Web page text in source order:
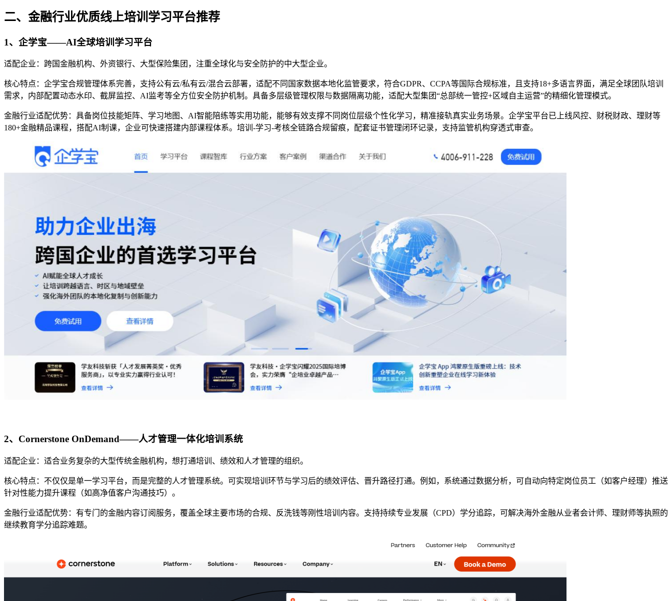
二、金融行业优质线上培训学习平台推荐
1、 企学宝——AI全球培训学习平台
适配企业： 跨国金融机构、外资银行、大型保险集团，注重全球化与安全防护的中大型企业。
核心特点：企学宝合规管理体系完善，支持公有云/私有云/混合云部署，适配不同国家数据本地化监管要求，符合GDPR、CCPA等国际合规标准， 且支持18+多语言界面，满足全球团队培训
需求，内部配置动态水印、 截屏监控、 AI监考等全方位安全防护机制 。 具备多层级管理权限与数据隔离功能，适配大型集团“总部统一管控+区域自主运营”的精细化管理模式。
金融行业适配优势： 具备岗位技能矩阵、学习地图、 AI智能陪练等实用功能，能够有效支撑不同岗位层级个性化学习，精准接轨真实业务场景。企学宝平台已上线风控、财税财政、理财等
180+金融精品课程， 搭配AI制课，企业可快速搭建内部课程体系。 培训 -学习-考核全链路合规留痕，配套证书管理闭环记录， 支持监管机构穿透式审查。
2、Cornerstone OnDemand——人才管理一体化培训系统
适配企业：适合业务复杂的大型传统金融机构，想打通培训、绩效和人才管理的组织。
核心特点： 不仅仅是单一学习平台，而是完整的人才管理系统。 可实现培训 环节与学习后的绩效评估、晋升路径打通。例如，系统通过数据分析， 可自动向特定岗位员工（如客户经理）推送
针对性能力提升课程（如高净值客户沟通技巧）。
金融行业适配优势：有专门的金融内容订阅服务，覆盖全球主要市场的合规、反洗钱等刚性培训 内容。支持持续专业发展（CPD）学分追踪， 可解决海外金融从业者会计师、理财师等执照的
继续教育学分追踪难题。